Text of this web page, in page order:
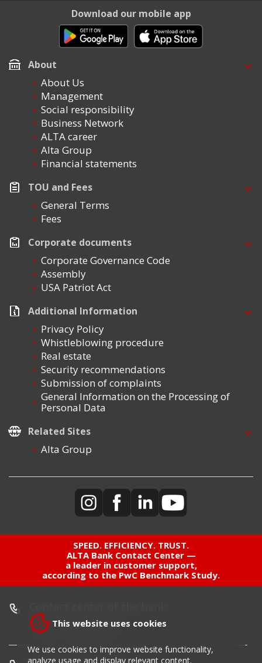
Download our mobile app
About
About Us
Management
Social responsibility
Business Network
ALTA career
Alta Group
Financial statements
TOU and Fees
General Terms
Fees
Corporate documents
Corporate Governance Code
Assembly
USA Patriot Act
Additional Information
Privacy Policy
Whistleblowing procedure
Real estate
Security recommendations
Submission of complaints
General Information on the Processing of
Personal Data
Related Sites
Alta Group
SPEED. EFFICIENCY. TRUST.
ALTA Bank Contact Center —
a leader in customer support,
according to the PwC Benchmark Study.
+381 11 220 55 00
This website uses cookies
We use cookies to improve website functionality,
analyze usage and display relevant content.